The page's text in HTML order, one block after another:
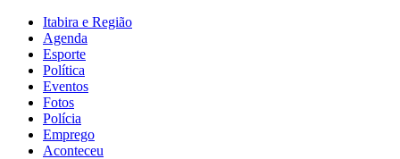
Itabira e Região
Agenda
Esporte
Política
Eventos
Fotos
Polícia
Emprego
Aconteceu